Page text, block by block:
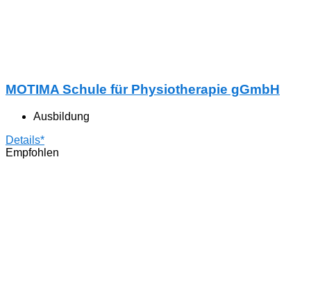
MOTIMA Schule für Physiotherapie gGmbH
Ausbildung
Details*
Empfohlen